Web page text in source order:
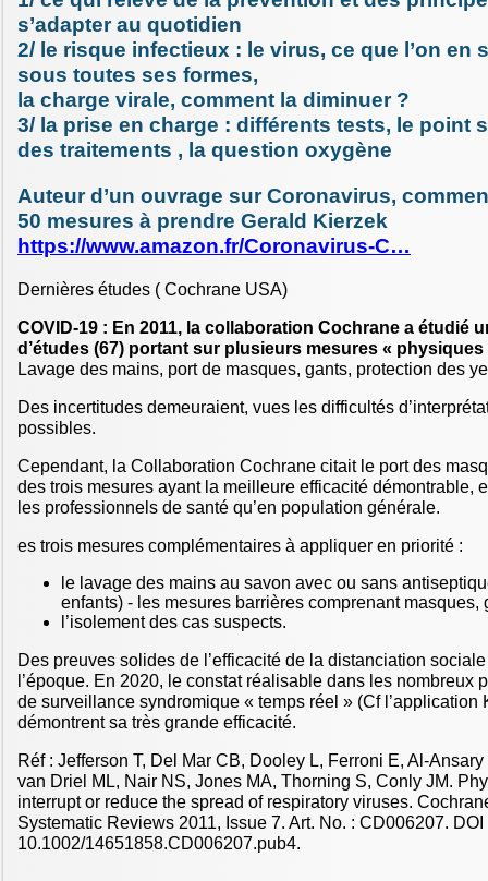
s’adapter au quotidien
2/ le risque infectieux : le virus, ce que l’on en
sous toutes ses formes,
la charge virale, comment la diminuer ?
3/ la prise en charge : différents tests, le point
des traitements , la question oxygène
Auteur d’un ouvrage sur Coronavirus,
50 mesures à prendre Gerald Kierzek
https://www.amazon.fr/Coronavirus-C…
Dernières études ( Cochrane USA)
COVID-19 : En 2011, la collaboration Cochrane a étudié
d’études (67) portant sur plusieurs mesures «
Lavage des mains, port de masques, gants, protection des
Des incertitudes demeuraient, vues les difficultés
possibles.
Cependant, la Collaboration Cochrane citait le port des
des trois mesures ayant la meilleure efficacité démontrable,
les professionnels de santé qu’en population générale.
es trois mesures complémentaires à appliquer en priorité :
le lavage des mains au savon avec ou sans
enfants) - les mesures barrières comprenant masques,
l’isolement des cas suspects.
Des preuves solides de l’efficacité de la distanciation
l’époque. En 2020, le constat réalisable dans les nombreux
de surveillance syndromique « temps réel » (Cf l’application
démontrent sa très grande efficacité.
Réf : Jefferson T, Del Mar CB, Dooley L, Ferroni E,
van Driel ML, Nair NS, Jones MA, Thorning S, Conly JM.
interrupt or reduce the spread of respiratory viruses.
Systematic Reviews 2011, Issue 7. Art. No. : CD006207. DOI
10.1002/14651858.CD006207.pub4.